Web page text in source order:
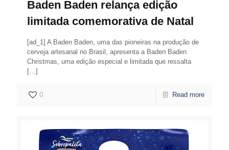
Baden Baden relança edição
limitada comemorativa de Natal
[ad_1] A Baden Baden, uma das pioneiras na produção de
cerveja artesanal no Brasil, apresenta a Baden Baden
Christmas, uma edição especial e limitada que ressalta
[…]
0 Read more